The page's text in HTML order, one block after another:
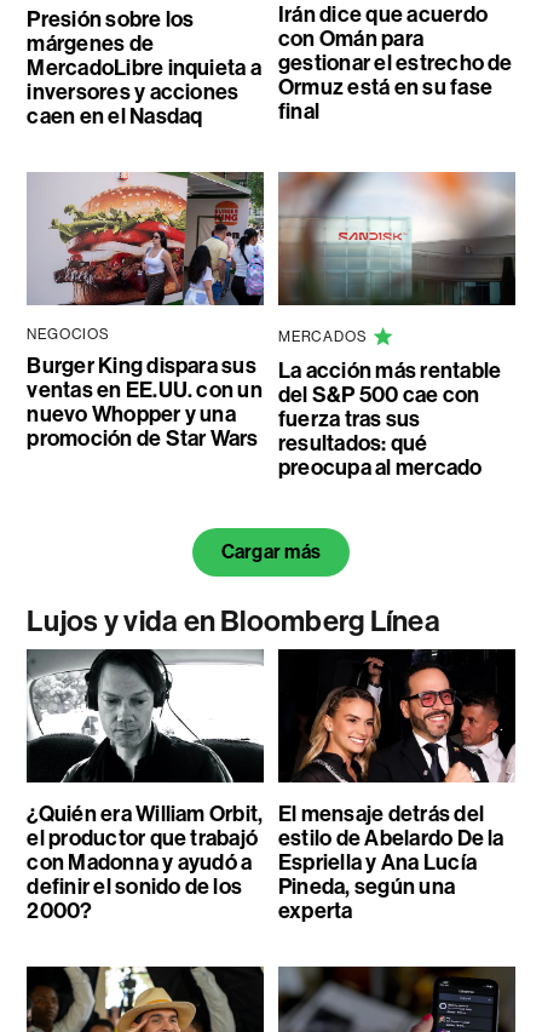
Presión sobre los
márgenes de
MercadoLibre inquieta a
inversores y acciones
caen en el Nasdaq
Irán dice que acuerdo
con Omán para
gestionar el estrecho de
Ormuz está en su fase
final
NEGOCIOS
Burger King dispara sus
ventas en EE.UU. con un
nuevo Whopper y una
promoción de Star Wars
MERCADOS
La acción más rentable
del S&P 500 cae con
fuerza tras sus
resultados: qué
preocupa al mercado
Cargar más
Lujos y vida en Bloomberg Línea
¿Quién era William Orbit,
el productor que trabajó
con Madonna y ayudó a
definir el sonido de los
2000?
El mensaje detrás del
estilo de Abelardo De la
Espriella y Ana Lucía
Pineda, según una
experta